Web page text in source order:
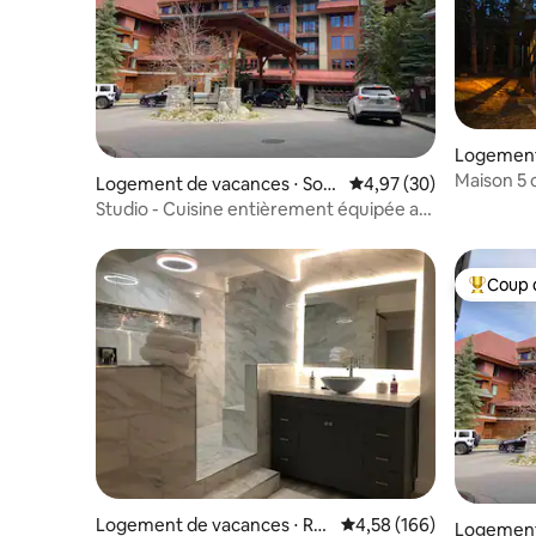
Logement de vacances ⋅ Sou
th Lake Tahoe
Évaluation moyenne
4,97 (30)
Studio - Cuisine entièrement équipée au
kee
Maison 5
Logement de vacances ⋅ Re
Évaluation moyenne
4,58 (166)
Coups
Coup